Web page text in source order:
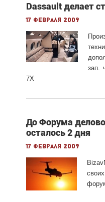
Dassault делает
17 февраля 2009
зап.
7X
До Форума
осталось 2 дня
17 февраля 2009